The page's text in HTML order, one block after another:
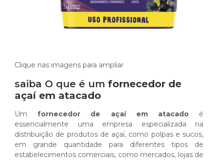
Clique nas imagens para ampliar
saiba O que é um fornecedor de
açaí em atacado
Umfornecedor de açaí em atacadoé
essencialmente uma empresa especializada na
distribuição de produtos de açaí, como polpas e sucos,
em grande quantidade para diferentes tipos de
estabelecimentos comerciais, como mercados, lojas de